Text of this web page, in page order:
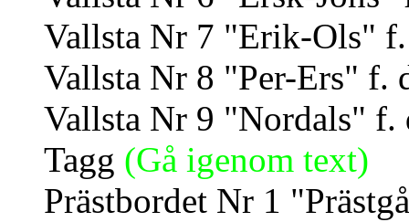
Vallsta Nr 7 "Erik-Ols"
Vallsta Nr 8 "Per-Ers" f.
Vallsta Nr 9 "Nordals" f.
Tagg (Gå igenom text)
Prästbordet Nr 1